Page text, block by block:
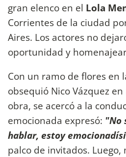
gran elenco en el Lola
Corrientes de la ciudad
Aires. Los actores no
oportunidad y
Con un ramo de flores en
obsequió Nico Vázquez
obra, se acercó a la
emocionada expresó: "No
hablar, estoy
palco de invitados.